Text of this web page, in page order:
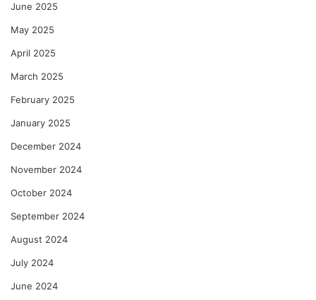
June 2025
May 2025
April 2025
March 2025
February 2025
January 2025
December 2024
November 2024
October 2024
September 2024
August 2024
July 2024
June 2024